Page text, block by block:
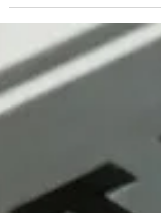
domingo, a música do programa
paira no ar. É a famosa "angústia de
domingo", um sintoma de que a semana
de trabalho que se aproxima parece mais
um fardo do que uma oportunidade. A
resposta automática para esse
sentimento? "Preciso de um novo
emprego." Mas e se essa corrida para o
próximo crachá for uma fuga, e não uma